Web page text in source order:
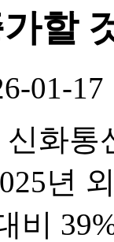
할
01-17
신화
년
비